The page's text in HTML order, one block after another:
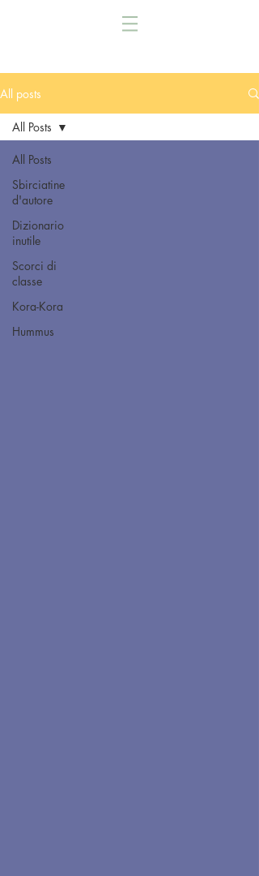
All posts
All Posts
Sbirciatine
d'autore
Dizionario
inutile
Scorci di
classe
Kora-Kora
Hummus
All Posts